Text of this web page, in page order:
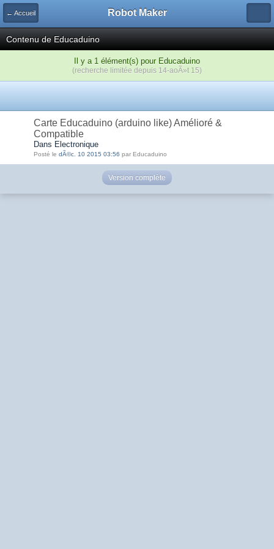
← Accueil Robot Maker
Contenu de Educaduino
Il y a 1 élément(s) pour Educaduino
(recherche limitée depuis 14-aoÃ»t 15)
Carte Educaduino (arduino like) Amélioré &
Compatible
Dans Electronique
Posté le dÃ©c. 10 2015 03:56 par Educaduino
Version complète